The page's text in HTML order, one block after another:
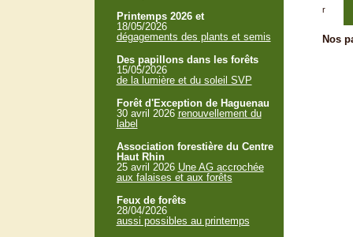
r
Nos
Printemps 2026 et
18/05/2026
dégagements des plants et semis
Des papillons dans les forêts
15/05/2026
de la lumière et du soleil SVP
Forêt d'Exception de Haguenau
30 avril 2026 renouvellement du
label
Association forestière du Centre
Haut Rhin
25 avril 2026 Une AG accrochée
aux falaises et aux forêts
Feux de forêts
28/04/2026
aussi possibles au printemps